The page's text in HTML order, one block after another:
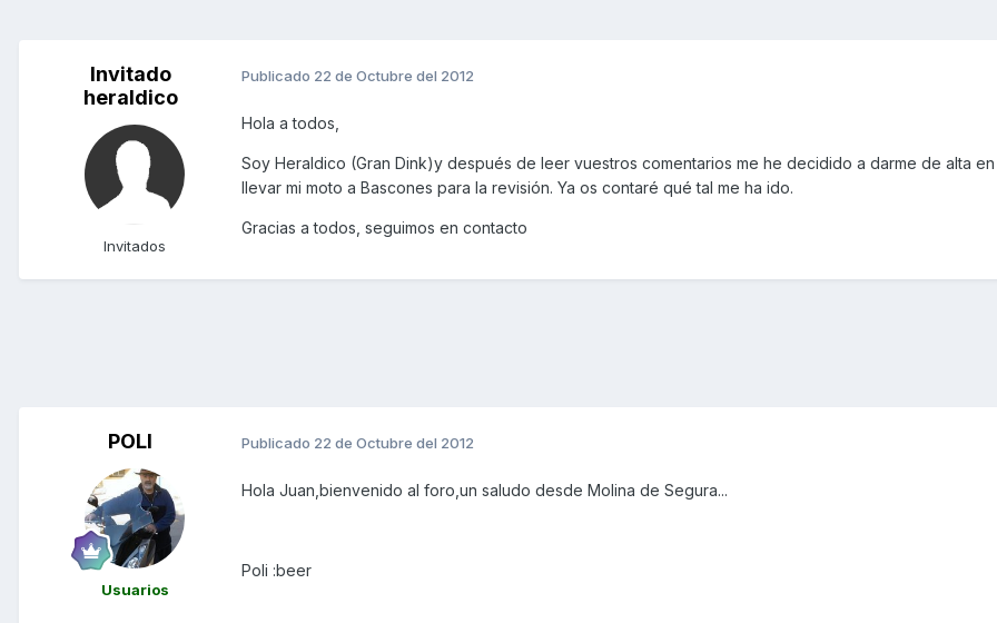
Invitado
heraldico
Invitados
Publicado 22 de Octubre del 2012
Hola a todos,
Soy Heraldico (Gran Dink)y después de leer vuestros comentarios me he decidido a darme de alta
llevar mi moto a Bascones para la revisión. Ya os contaré qué tal me ha ido.
Gracias a todos, seguimos en contacto
POLI
Usuarios
Publicado 22 de Octubre del 2012
Hola Juan,bienvenido al foro,un saludo desde Molina de Segura...
Poli :beer